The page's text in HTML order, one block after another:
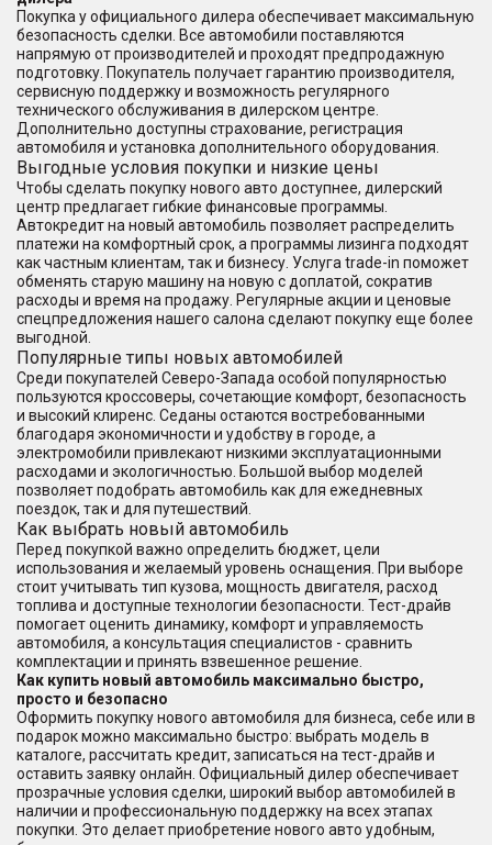
Покупка у официального дилера обеспечивает максимальную
безопасность сделки. Все автомобили поставляются
напрямую от производителей и проходят предпродажную
подготовку. Покупатель получает гарантию производителя,
сервисную поддержку и возможность регулярного
технического обслуживания в дилерском центре.
Дополнительно доступны страхование, регистрация
автомобиля и установка дополнительного оборудования.
Выгодные условия покупки и низкие цены
Чтобы сделать покупку нового авто доступнее, дилерский
центр предлагает гибкие финансовые программы.
Автокредит на новый автомобиль позволяет распределить
платежи на комфортный срок, а программы лизинга подходят
как частным клиентам, так и бизнесу. Услуга trade-in поможет
обменять старую машину на новую с доплатой, сократив
расходы и время на продажу. Регулярные акции и ценовые
спецпредложения нашего салона сделают покупку еще более
выгодной.
Популярные типы новых автомобилей
Среди покупателей Северо-Запада особой популярностью
пользуются кроссоверы, сочетающие комфорт, безопасность
и высокий клиренс. Седаны остаются востребованными
благодаря экономичности и удобству в городе, а
электромобили привлекают низкими эксплуатационными
расходами и экологичностью. Большой выбор моделей
позволяет подобрать автомобиль как для ежедневных
поездок, так и для путешествий.
Как выбрать новый автомобиль
Перед покупкой важно определить бюджет, цели
использования и желаемый уровень оснащения. При выборе
стоит учитывать тип кузова, мощность двигателя, расход
топлива и доступные технологии безопасности. Тест-драйв
помогает оценить динамику, комфорт и управляемость
автомобиля, а консультация специалистов - сравнить
комплектации и принять взвешенное решение.
Как купить новый автомобиль максимально быстро,
просто и безопасно
Оформить покупку нового автомобиля для бизнеса, себе или в
подарок можно максимально быстро: выбрать модель в
каталоге, рассчитать кредит, записаться на тест-драйв и
оставить заявку онлайн. Официальный дилер обеспечивает
прозрачные условия сделки, широкий выбор автомобилей в
наличии и профессиональную поддержку на всех этапах
покупки. Это делает приобретение нового авто удобным,